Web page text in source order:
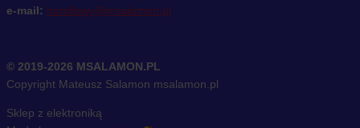
e-mail: handlowy@msalamon.pl
© 2019-2026 MSALAMON.PL
Copyright Mateusz Salamon msalamon.pl
Sklep z elektroniką